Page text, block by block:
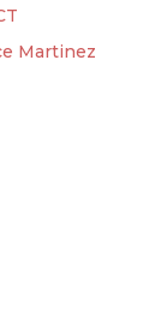
Martinez